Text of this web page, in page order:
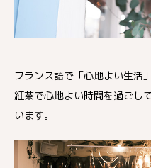
フランス語で「心地よい生活
紅茶で心地よい時間を過ごし
います。